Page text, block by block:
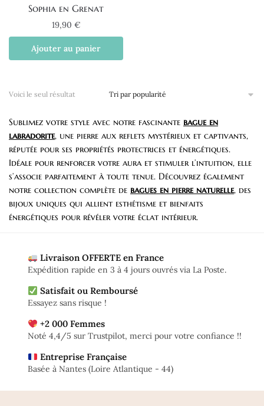
Sophia en Grenat
19,90 €
Ajouter au panier
Voici le seul résultat
Sublimez votre style avec notre fascinante bague en
labradorite, une pierre aux reflets mystérieux et captivants,
réputée pour ses propriétés protectrices et énergétiques.
Idéale pour renforcer votre aura et stimuler l’intuition, elle
s’associe parfaitement à toute tenue. Découvrez également
notre collection complète de bagues en pierre naturelle, des
bijoux uniques qui allient esthétisme et bienfaits
énergétiques pour révéler votre éclat intérieur.
Livraison OFFERTE en France
Expédition rapide en 3 à 4 jours ouvrés via La Poste.
Satisfait ou Remboursé
Essayez sans risque !
+2 000 Femmes
Noté 4,4/5 sur Trustpilot, merci pour votre confiance !!
Entreprise Française
Basée à Nantes (Loire Atlantique - 44)